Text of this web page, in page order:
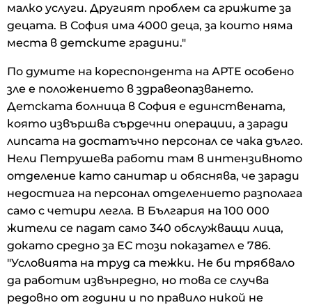
малко услуги. Другият проблем са грижите за
децата. В София има 4000 деца, за които няма
места в детските градини."
По думите на кореспондента на АРТЕ особено
зле е положението в здравеопазването.
Детската болница в София е единствената,
която извършва сърдечни операции, а заради
липсата на достатъчно персонал се чака дълго.
Нели Петрушева работи там в интензивното
отделение като санитар и обяснява, че заради
недостига на персонал отделението разполага
само с четири легла. В България на 100 000
жители се падат само 340 обслужващи лица,
докато средно за ЕС този показател е 786.
"Условията на труд са тежки. Не би трябвало
да работим извънредно, но това се случва
редовно от години и по правило никой не